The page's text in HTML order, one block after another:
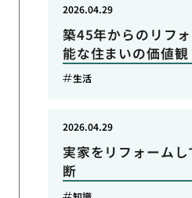
築45年からのリフ
能な住まいの価値観
2026.04.29
生活
実家をリフォーム
断
2026.04.29